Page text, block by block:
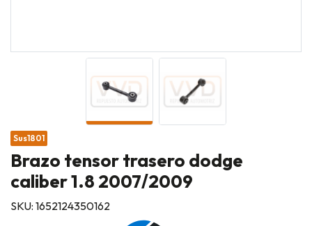
Sus1801
Brazo tensor trasero dodge
caliber 1.8 2007/2009
SKU: 1652124350162